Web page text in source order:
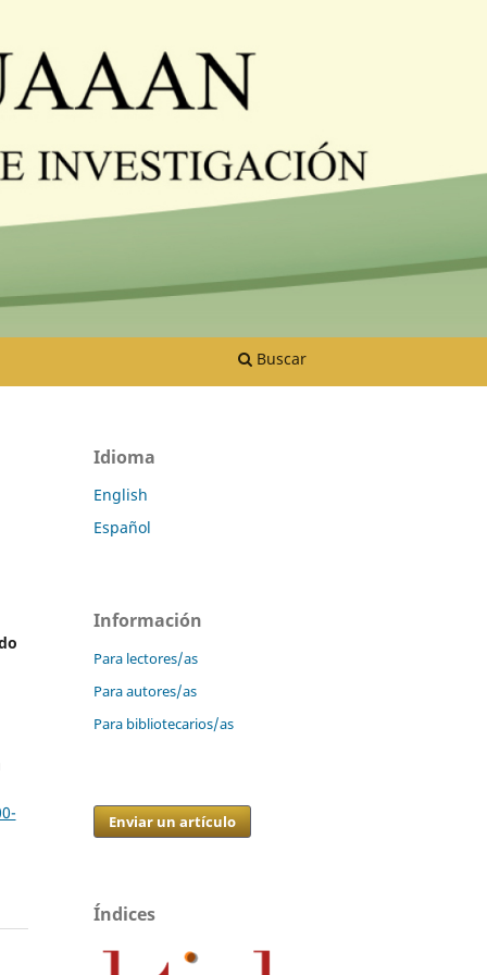
Buscar
Idioma
English
Español
Información
Para lectores/as
Para autores/as
Para bibliotecarios/as
Enviar un artículo
Índices